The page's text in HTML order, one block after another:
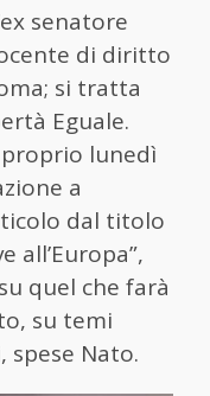
senatore
di diritto
si tratta
Eguale.
lunedì
a
dal titolo
all’Europa”,
quel che farà
su temi
spese Nato.